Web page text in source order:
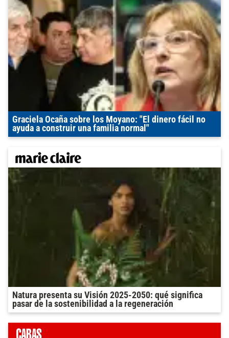
Graciela Ocaña sobre los Moyano: "El dinero fácil no
ayuda a construir una familia normal"
Natura presenta su Visión 2025-2050: qué significa
pasar de la sostenibilidad a la regeneración